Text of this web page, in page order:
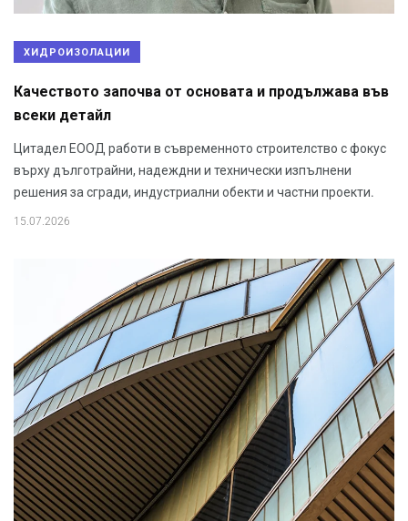
ХИДРОИЗОЛАЦИИ
Качеството започва от основата и продължава във
всеки детайл
Цитадел ЕООД работи в съвременното строителство с фокус
върху дълготрайни, надеждни и технически изпълнени
решения за сгради, индустриални обекти и частни проекти.
15.07.2026